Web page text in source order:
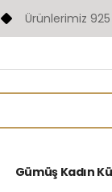
Ürünlerimiz 925
Gümüş Kadın